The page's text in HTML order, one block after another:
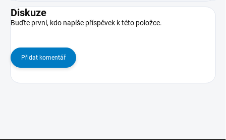
Diskuze
Buďte první, kdo napíše příspěvek k této položce.
Přidat komentář